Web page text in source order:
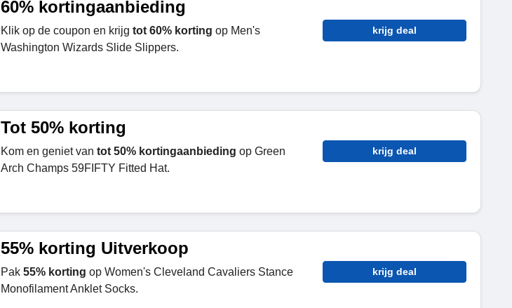
60% kortingaanbieding
Klik op de coupon en krijg tot 60% korting op Men's
Washington Wizards Slide Slippers.
krijg deal
Tot 50% korting
Kom en geniet van tot 50% kortingaanbieding op Green
Arch Champs 59FIFTY Fitted Hat.
krijg deal
55% korting Uitverkoop
Pak 55% korting op Women's Cleveland Cavaliers Stance
Monofilament Anklet Socks.
krijg deal